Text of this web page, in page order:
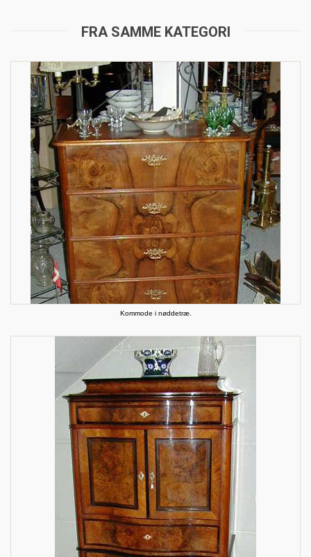
FRA SAMME KATEGORI
Kommode i nøddetræ.